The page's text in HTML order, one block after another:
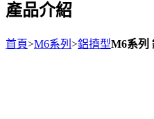
產品介紹
首頁>M6系列 >鋁擠型M6系列